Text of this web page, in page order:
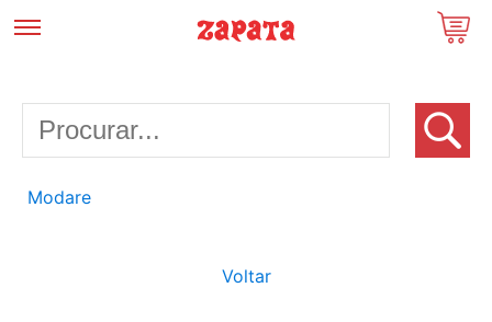
Modare
Voltar